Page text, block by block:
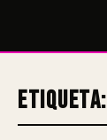
Etiqueta: